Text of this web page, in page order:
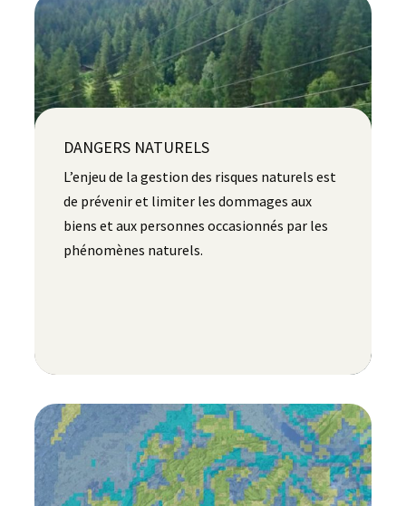
DANGERS NATURELS
L’enjeu de la gestion des risques naturels est
de prévenir et limiter les dommages aux
biens et aux personnes occasionnés par les
phénomènes naturels.